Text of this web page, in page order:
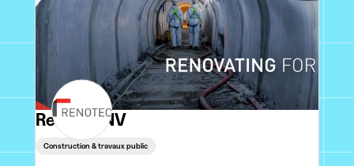
Renotec NV
Construction & travaux public